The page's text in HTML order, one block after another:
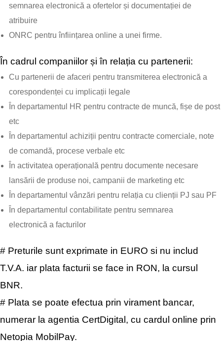
semnarea electronică a ofertelor și documentației de
atribuire
ONRC pentru înființarea online a unei firme.
În cadrul companiilor și în relația cu partenerii:
Cu partenerii de afaceri pentru transmiterea electronică a
corespondenței cu implicații legale
În departamentul HR pentru contracte de muncă, fișe de post
etc
În departamentul achiziții pentru contracte comerciale, note
de comandă, procese verbale etc
În activitatea operațională pentru documente necesare
lansării de produse noi, campanii de marketing etc
În departamentul vânzări pentru relația cu clienții PJ sau PF
În departamentul contabilitate pentru semnarea
electronică a facturilor
# Preturile sunt exprimate in EURO si nu includ
T.V.A. iar plata facturii se face in RON, la cursul
BNR.
# Plata se poate efectua prin virament bancar,
numerar la agentia CertDigital, cu cardul online prin
Netopia MobilPay.